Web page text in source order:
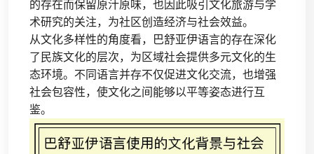
的存在而保留原汁原味，也因此吸引文化旅游与学
术研究的关注，为社区创造经济与社会效益。
从文化多样性的角度看，巴舒亚伊语言的存在深化
了民族文化的层次，为区域社会提供多元文化的生
态环境。不同语言并存不仅促进文化交流，也增强
社会包容性，使文化之间能够以平等姿态进行互
鉴。